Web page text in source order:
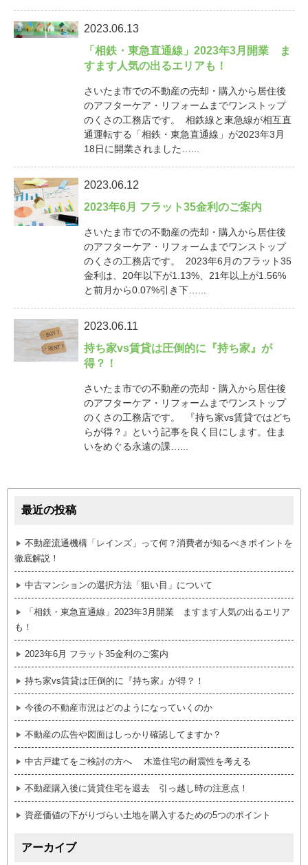
2023.06.13
「相鉄・東急直通線」2023年3月開業 ま
すます人気の出るエリアも！
さいたま市での不動産の売却・購入から居住後
のアフターケア・リフォームまでワンストップ
のくさの工務店です。 相鉄線と東急線が相互直
通運転する「相鉄・東急直通線」が2023年3月
18日に開業されました…...
2023.06.12
2023年6月 フラット35金利のご案内
さいたま市での不動産の売却・購入から居住後
のアフターケア・リフォームまでワンストップ
のくさの工務店です。 2023年6月のフラット35
金利は、20年以下が1.13%、21年以上が1.56%
と前月から0.07%引き下…...
2023.06.11
持ち家vs賃貸は圧倒的に『持ち家』が
得？！
さいたま市での不動産の売却・購入から居住後
のアフターケア・リフォームまでワンストップ
のくさの工務店です。 『持ち家vs賃貸ではどち
らが得？』という記事を良く目にします。住ま
いをめぐる永遠の課…...
最近の投稿
不動産流通機構「レインズ」って何？消費者が知るべきポイントを
徹底解説！
中古マンションの選択方法「狙い目」について
「相鉄・東急直通線」2023年3月開業 ますます人気の出るエリア
も！
2023年6月 フラット35金利のご案内
持ち家vs賃貸は圧倒的に『持ち家』が得？！
今後の不動産市況はどのようになっていくのか
不動産の広告や図面はしっかり確認してますか？
中古戸建てをご検討の方へ 木造住宅の耐震性を考える
不動産購入後に賃貸住宅を退去 引っ越し時の注意点！
資産価値の下がりづらい土地を購入するための5つのポイント
アーカイブ